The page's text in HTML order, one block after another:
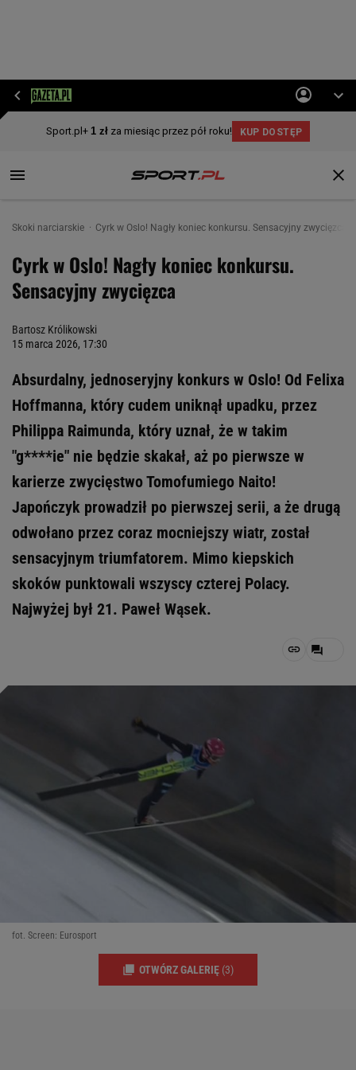
Skoki narciarskie Cyrk w Oslo! Nagły koniec konkursu. Sensacyjny zwycięzca
Cyrk w Oslo! Nagły koniec konkursu.
Sensacyjny zwycięzca
Bartosz Królikowski
15 marca 2026, 17:30
Absurdalny, jednoseryjny konkurs w Oslo! Od Felixa
Hoffmanna, który cudem uniknął upadku, przez
Philippa Raimunda, który uznał, że w takim
"g****ie" nie będzie skakał, aż po pierwsze w
karierze zwycięstwo Tomofumiego Naito!
Japończyk prowadził po pierwszej serii, a że drugą
odwołano przez coraz mocniejszy wiatr, został
sensacyjnym triumfatorem. Mimo kiepskich
skoków punktowali wszyscy czterej Polacy.
Najwyżej był 21. Paweł Wąsek.
fot. Screen: Eurosport
OTWÓRZ GALERIĘ (3)